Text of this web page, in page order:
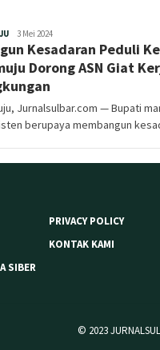
Redaksi
3 Mei 2024
Kesadaran Peduli
Dorong ASN Giat
Jurnalsulbar.com — Bupati
berupaya membangun
PRIVACY POLICY
KONTAK KAMI
SIBER
© 2023